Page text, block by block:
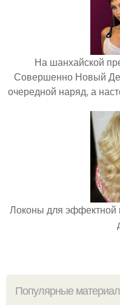
На шанхайской
Совершенно Новый
очередной наряд, а
Локоны для эффектной
Популярные